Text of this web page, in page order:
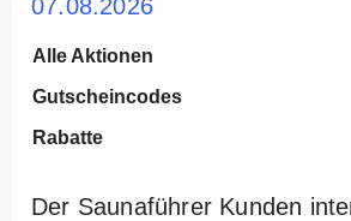
07.08.2026
Alle Aktionen
Gutscheincodes
Rabatte
Der Saunaführer Kunden